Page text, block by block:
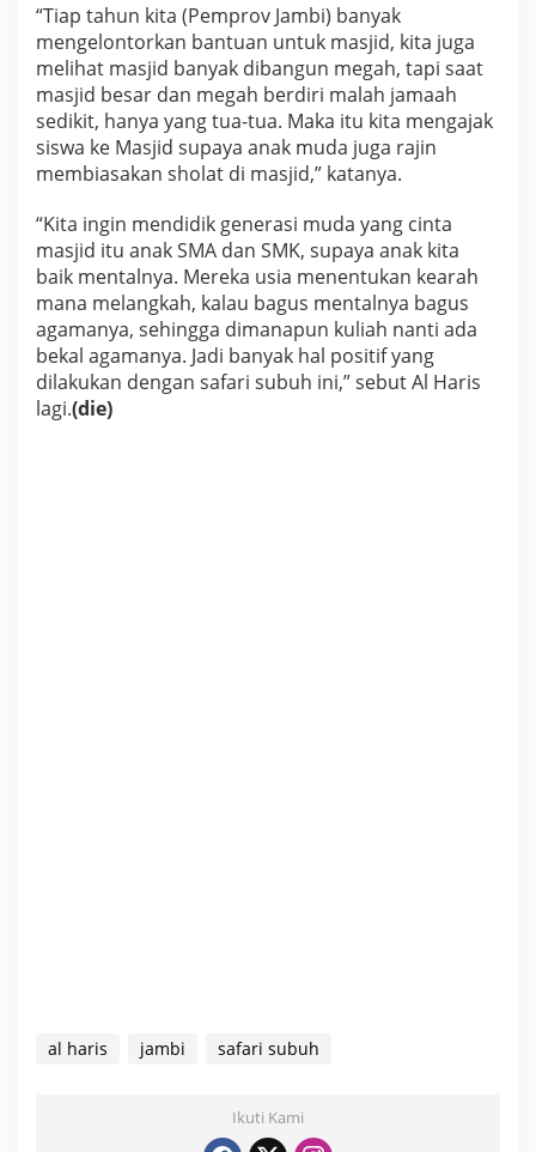
“Tiap tahun kita (Pemprov Jambi) banyak
mengelontorkan bantuan untuk masjid, kita juga
melihat masjid banyak dibangun megah, tapi saat
masjid besar dan megah berdiri malah jamaah
sedikit, hanya yang tua-tua. Maka itu kita mengajak
siswa ke Masjid supaya anak muda juga rajin
membiasakan sholat di masjid,” katanya.
“Kita ingin mendidik generasi muda yang cinta
masjid itu anak SMA dan SMK, supaya anak kita
baik mentalnya. Mereka usia menentukan kearah
mana melangkah, kalau bagus mentalnya bagus
agamanya, sehingga dimanapun kuliah nanti ada
bekal agamanya. Jadi banyak hal positif yang
dilakukan dengan safari subuh ini,” sebut Al Haris
lagi.(die)
al haris jambi safari subuh
Ikuti Kami